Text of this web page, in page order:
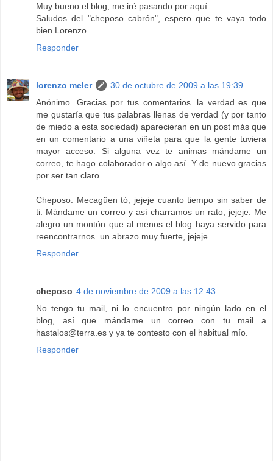
Muy bueno el blog, me iré pasando por aquí.
Saludos del "cheposo cabrón", espero que te vaya todo
bien Lorenzo.
Responder
lorenzo meler
30 de octubre de 2009 a las 19:39
Anónimo. Gracias por tus comentarios. la verdad es que
me gustaría que tus palabras llenas de verdad (y por tanto
de miedo a esta sociedad) aparecieran en un post más que
en un comentario a una viñeta para que la gente tuviera
mayor acceso. Si alguna vez te animas mándame un
correo, te hago colaborador o algo así. Y de nuevo gracias
por ser tan claro.
Cheposo: Mecagüen tó, jejeje cuanto tiempo sin saber de
ti. Mándame un correo y así charramos un rato, jejeje. Me
alegro un montón que al menos el blog haya servido para
reencontrarnos. un abrazo muy fuerte, jejeje
Responder
cheposo 4 de noviembre de 2009 a las 12:43
No tengo tu mail, ni lo encuentro por ningún lado en el
blog, así que mándame un correo con tu mail a
hastalos@terra.es y ya te contesto con el habitual mío.
Responder